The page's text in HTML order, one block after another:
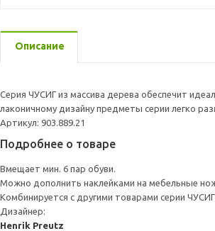
Описание
Серия ЧУСИГ из массива дерева обеспечит
лаконичному дизайну предметы серии легко
Артикул: 903.889.21
Подробнее о товаре
Вмещает мин. 6 пар обуви.
Можно дополнить наклейками на мебельные
Комбинируется с другими товарами серии
Дизайнер:
Henrik Preutz